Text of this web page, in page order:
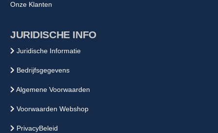
Onze Klanten
JURIDISCHE INFO
Juridische Informatie
Bedrijfsgegevens
Algemene Voorwaarden
Voorwaarden Webshop
PrivacyBeleid